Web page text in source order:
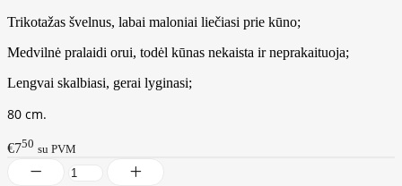
Trikotažas švelnus, labai maloniai liečiasi prie kūno;
Medvilnė pralaidi orui, todėl kūnas nekaista ir neprakaituoja;
Lengvai skalbiasi, gerai lyginasi;
80 cm.
€750 su PVM